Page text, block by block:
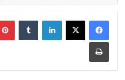
لينكدإن
طباعة